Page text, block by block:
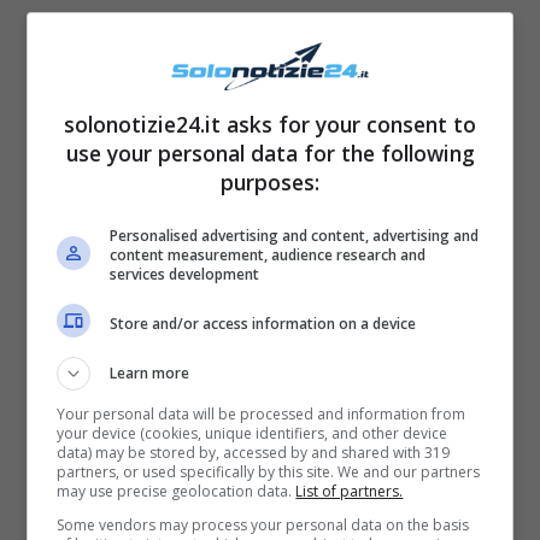
saltare le verdure in padella
d’olio. Da parte preparareil cous cousche
non ha bisogno di essere bollito, ma soltanto
operto da 100 g di acqua caldaper 50 gr di
cous cous.
Dopodiché condire il cous cous con le
verdure, un piatto da leccarvi i baffi consolo
350 calorie.
solonotizie24.it asks for your consent to
use your personal data for the following
purposes:
Personalised advertising and content, advertising and
content measurement, audience research and
services development
Store and/or access information on a device
Learn more
Your personal data will be processed and information from
your device (cookies, unique identifiers, and other device
data) may be stored by, accessed by and shared with 319
partners, or used specifically by this site. We and our partners
may use precise geolocation data. List of partners.
Some vendors may process your personal data on the basis